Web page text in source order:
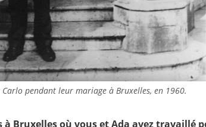
pendant leur mariage à Bruxelles, en 1960.
à Bruxelles où vous et Ada avez travaillé